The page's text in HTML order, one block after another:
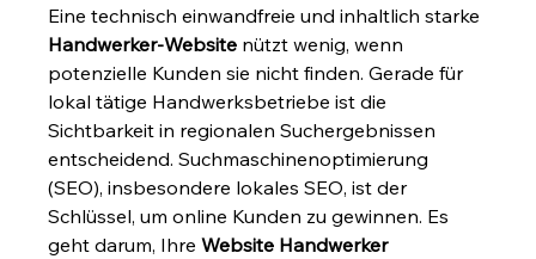
Eine technisch einwandfreie und inhaltlich starke
Handwerker-Website nützt wenig, wenn
potenzielle Kunden sie nicht finden. Gerade für
lokal tätige Handwerksbetriebe ist die
Sichtbarkeit in regionalen Suchergebnissen
entscheidend. Suchmaschinenoptimierung
(SEO), insbesondere lokales SEO, ist der
Schlüssel, um online Kunden zu gewinnen. Es
geht darum, Ihre Website Handwerker